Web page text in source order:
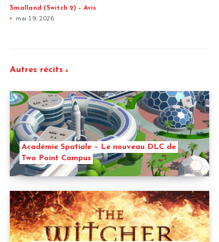
Smalland (Switch 2) – Avis
mai 19, 2026
Autres récits
Académie Spatiale – Le nouveau DLC de
Two Point Campus